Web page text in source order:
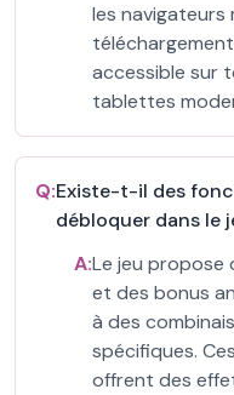
les navigateurs
accessible sur
tablettes
Q:Existe-t-il des
débloquer dans le
A:Le jeu propose
et des bonus
à des
spécifiques.
offrent des